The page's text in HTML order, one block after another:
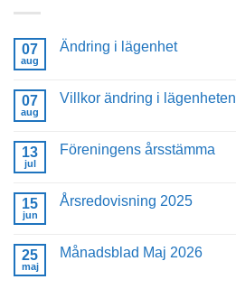
07
aug
Ändring i lägenhet
07
aug
Villkor ändring i lägenheten
13
jul
Föreningens årsstämma
15
jun
Årsredovisning 2025
25
maj
Månadsblad Maj 2026